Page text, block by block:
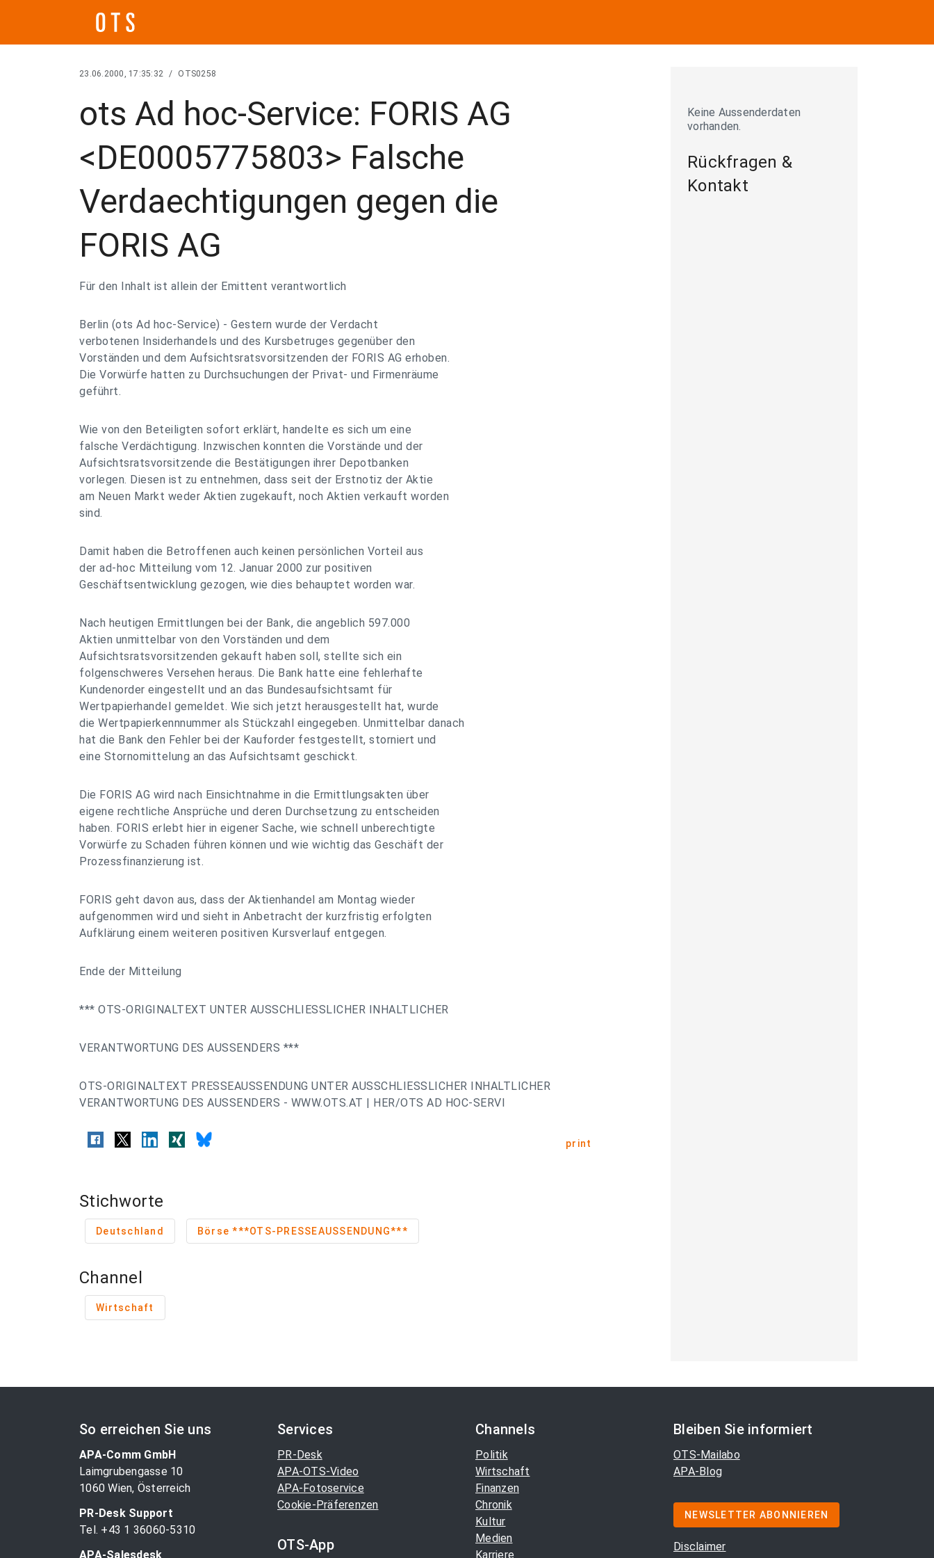
23.06.2000, 17:35:32 / OTS0258
ots Ad hoc-Service: FORIS AG
<DE0005775803> Falsche
Verdaechtigungen gegen die
FORIS AG
Für den Inhalt ist allein der Emittent verantwortlich
Berlin (ots Ad hoc-Service) - Gestern wurde der Verdacht
verbotenen Insiderhandels und des Kursbetruges gegenüber den
Vorständen und dem Aufsichtsratsvorsitzenden der FORIS AG erhoben.
Die Vorwürfe hatten zu Durchsuchungen der Privat- und Firmenräume
geführt.
Wie von den Beteiligten sofort erklärt, handelte es sich um eine
falsche Verdächtigung. Inzwischen konnten die Vorstände und der
Aufsichtsratsvorsitzende die Bestätigungen ihrer Depotbanken
vorlegen. Diesen ist zu entnehmen, dass seit der Erstnotiz der Aktie
am Neuen Markt weder Aktien zugekauft, noch Aktien verkauft worden
sind.
Damit haben die Betroffenen auch keinen persönlichen Vorteil aus
der ad-hoc Mitteilung vom 12. Januar 2000 zur positiven
Geschäftsentwicklung gezogen, wie dies behauptet worden war.
Nach heutigen Ermittlungen bei der Bank, die angeblich 597.000
Aktien unmittelbar von den Vorständen und dem
Aufsichtsratsvorsitzenden gekauft haben soll, stellte sich ein
folgenschweres Versehen heraus. Die Bank hatte eine fehlerhafte
Kundenorder eingestellt und an das Bundesaufsichtsamt für
Wertpapierhandel gemeldet. Wie sich jetzt herausgestellt hat, wurde
die Wertpapierkennnummer als Stückzahl eingegeben. Unmittelbar danach
hat die Bank den Fehler bei der Kauforder festgestellt, storniert und
eine Stornomittelung an das Aufsichtsamt geschickt.
Die FORIS AG wird nach Einsichtnahme in die Ermittlungsakten über
eigene rechtliche Ansprüche und deren Durchsetzung zu entscheiden
haben. FORIS erlebt hier in eigener Sache, wie schnell unberechtigte
Vorwürfe zu Schaden führen können und wie wichtig das Geschäft der
Prozessfinanzierung ist.
FORIS geht davon aus, dass der Aktienhandel am Montag wieder
aufgenommen wird und sieht in Anbetracht der kurzfristig erfolgten
Aufklärung einem weiteren positiven Kursverlauf entgegen.
Ende der Mitteilung
*** OTS-ORIGINALTEXT UNTER AUSSCHLIESSLICHER INHALTLICHER
VERANTWORTUNG DES AUSSENDERS ***
OTS-ORIGINALTEXT PRESSEAUSSENDUNG UNTER AUSSCHLIESSLICHER INHALTLICHER
VERANTWORTUNG DES AUSSENDERS - WWW.OTS.AT | HER/OTS AD HOC-SERVI
print
Stichworte
Deutschland Börse ***OTS-PRESSEAUSSENDUNG***
Channel
Wirtschaft
Keine Aussenderdaten
vorhanden.
Rückfragen &
Kontakt
So erreichen Sie uns
APA-Comm GmbH
Laimgrubengasse 10
1060 Wien, Österreich
PR-Desk Support
Tel. +43 1 36060-5310
APA-Salesdesk
Services
PR-Desk
APA-OTS-Video
APA-Fotoservice
Cookie-Präferenzen
OTS-App
Channels
Politik
Wirtschaft
Finanzen
Chronik
Kultur
Medien
Karriere
Bleiben Sie informiert
OTS-Mailabo
APA-Blog
NEWSLETTER ABONNIEREN
Disclaimer